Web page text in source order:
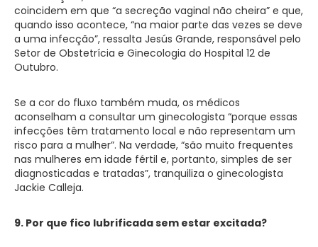
coincidem em que “a secreção vaginal não cheira” e que,
quando isso acontece, “na maior parte das vezes se deve
a uma infecção”, ressalta Jesús Grande, responsável pelo
Setor de Obstetrícia e Ginecologia do Hospital 12 de
Outubro.
Se a cor do fluxo também muda, os médicos
aconselham a consultar um ginecologista “porque essas
infecções têm tratamento local e não representam um
risco para a mulher”. Na verdade, “são muito frequentes
nas mulheres em idade fértil e, portanto, simples de ser
diagnosticadas e tratadas”, tranquiliza o ginecologista
Jackie Calleja.
9. Por que fico lubrificada sem estar excitada?